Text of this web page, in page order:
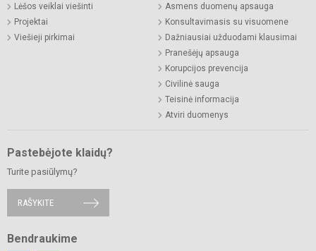
Lėšos veiklai viešinti
Projektai
Viešieji pirkimai
Asmens duomenų apsauga
Konsultavimasis su visuomene
Dažniausiai užduodami klausimai
Pranešėjų apsauga
Korupcijos prevencija
Civilinė sauga
Teisinė informacija
Atviri duomenys
Pastebėjote klaidų?
Turite pasiūlymų?
RAŠYKITE
Bendraukime